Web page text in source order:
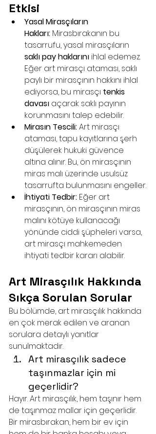
Etkisi
Yasal Mirasçıların
Hakları: Mirasbırakanın bu
tasarrufu, yasal mirasçıların
saklı pay haklarını ihlal edemez.
Eğer art mirasçı ataması, saklı
paylı bir mirasçının hakkını ihlal
ediyorsa, bu mirasçı tenkis
davası açarak saklı payının
korunmasını talep edebilir.
Mirasın Tescili: Art mirasçı
ataması, tapu kayıtlarına şerh
düşülerek hukuki güvence
altına alınır. Bu, ön mirasçının
miras malı üzerinde usulsüz
tasarrufta bulunmasını engeller.
İhtiyati Tedbir: Eğer art
mirasçının, ön mirasçının miras
malını kötüye kullanacağı
yönünde ciddi şüpheleri varsa,
art mirasçı mahkemeden
ihtiyati tedbir kararı alabilir.
Art Mirasçılık Hakkında
Sıkça Sorulan Sorular
Bu bölümde, art mirasçılık hakkında
en çok merak edilen ve aranan
sorulara detaylı yanıtlar
sunulmaktadır.
Art mirasçılık sadece
taşınmazlar için mi
geçerlidir?
Hayır. Art mirasçılık, hem taşınır hem
de taşınmaz mallar için geçerlidir.
Bir mirasbırakan, hem bir ev için